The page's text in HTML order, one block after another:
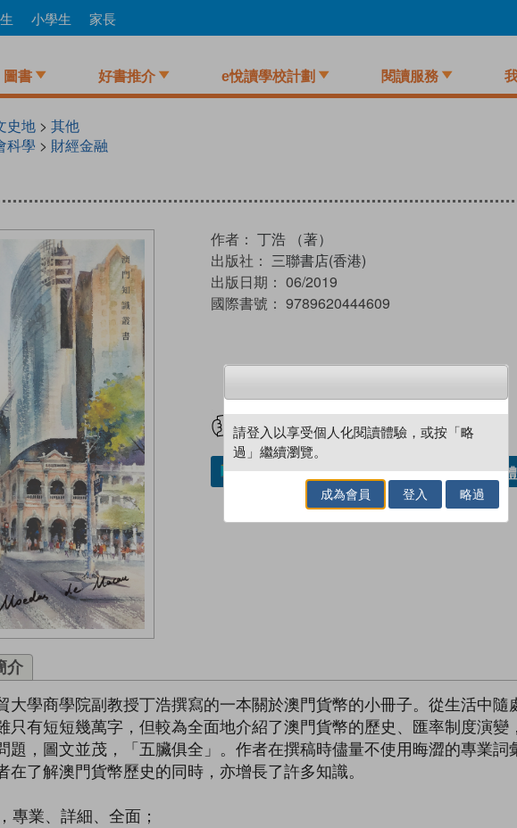
小學生 家長
圖書 好書推介 e悅讀學校計劃 閱讀服務
史地 > 其他
科學 > 財經金融
作者： 丁浩 （著）
出版社： 三聯書店(香港)
出版日期： 06/2019
國際書號： 9789620444609
試閲 加入閱讀紀錄
加入／閱讀電子書 借閱實
介
大學商學院副教授丁浩撰寫的一本關於澳門貨幣的小冊子。從生活中隨
只有短短幾萬字，但較為全面地介紹了澳門貨幣的歷史、匯率制度演
題，圖文並茂，「五臟俱全」。作者在撰稿時儘量不使用晦澀的專業
在了解澳門貨幣歷史的同時，亦增長了許多知識。
專業、詳細、全面；
請登入以享受個人化閱讀體驗，或按「略
過」繼續瀏覽。
成為會員 登入 略過